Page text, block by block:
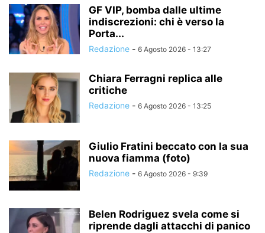
GF VIP, bomba dalle ultime
indiscrezioni: chi è verso la
Porta...
Redazione - 6 Agosto 2026 - 13:27
Chiara Ferragni replica alle
critiche
Redazione - 6 Agosto 2026 - 13:25
Giulio Fratini beccato con la sua
nuova fiamma (foto)
Redazione - 6 Agosto 2026 - 9:39
Belen Rodriguez svela come si
riprende dagli attacchi di panico